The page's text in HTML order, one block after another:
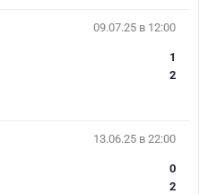
09.07.25 в 12:00
1
2
13.06.25 в 22:00
0
2